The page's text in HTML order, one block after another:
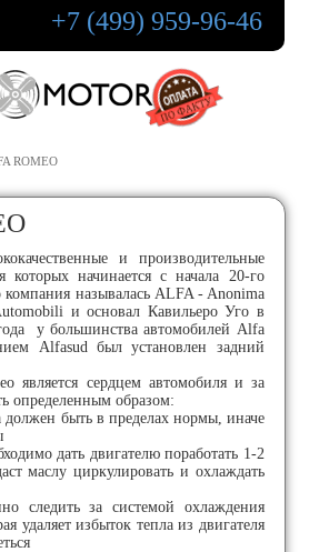
+7 (499) 959-96-46
ROMEO
и производительные
которых начинается с начала 20-го
компания называлась ALFA - Anonima
и основал Кавильеро Уго в
у большинства автомобилей Alfa
Alfasud был установлен задний
является сердцем автомобиля и за
определенным образом:
должен быть в пределах нормы, иначе
дать двигателю поработать 1-2
маслу циркулировать и охлаждать
следить за системой охлаждения
удаляет избыток тепла из двигателя